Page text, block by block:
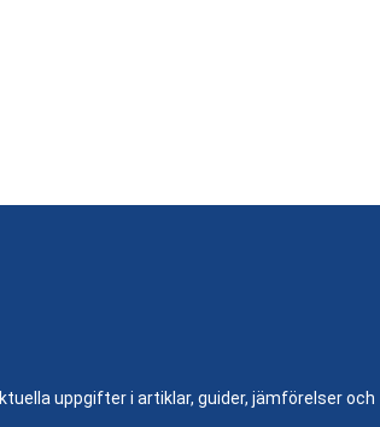
uppgifter i artiklar, guider, jämförelser och